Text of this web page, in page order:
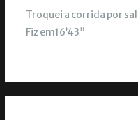
Troquei a corrida por
Fiz em16’43”